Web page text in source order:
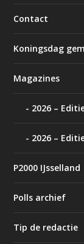
Contact
Koningsdag
Magazines
2026 –
2026 –
P2000 IJsselland
Polls archief
Tip de redactie